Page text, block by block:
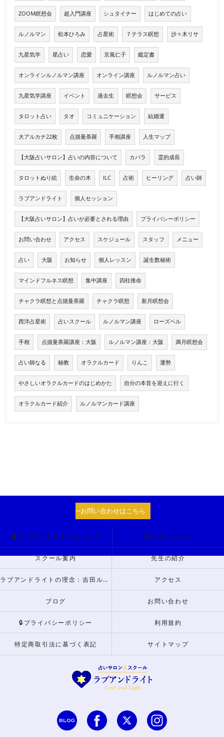
ZOOM瞑想会 超入門講座 シュタイナー はじめての占い
ルノルマン 松本ひろみ 占星術 ７テラス瞑想 沙々木リサ
九星気学 星占い 恋愛 京風仁子 鑑定書
オンラインルノルマン講座 オンライン講座 ルノルマン占い
九星気学講座 イベント 過去生 瞑想会 サービス
タロット占い タオ コミュニケーション 結婚運
大アルカナ22枚 点描曼荼羅 手相講座 人生マップ
【大阪占いサロン】占いの内容について カバラ 霊的成長
タロットぬり絵 生命の木 ILC 占術 ヒーリング 占い師
ラブアンドライト 個人セッション
【大阪占いサロン】占いが必要とされる理由 プライバシーポリシー
お問い合わせ アクセス スケジュール スタッフ メニュー
占い 大阪 お知らせ 個人レッスン 誕生数秘術
マインドフルネス瞑想 集中講座 四柱推命
チャクラ瞑想と点描曼荼羅 チャクラ瞑想 新月瞑想会
西洋占星術 占いスクール ルノルマン講座 ローズベル
手相 点描曼荼羅講座：大阪 ルノルマン講座：大阪 満月瞑想会
占い師なる 秘教 オラクルカード りんこ 運勢
やさしいオラクルカードのはじめかた 自分の本音を迎えに行く
オラクルカード紹介 ルノルマンカード講座
お問い合わせはこちら
🏠ラブアンドライトについて 個人セッション
スクール案内 先生の紹介
ラブアンドライトの理念：吉田ルナからのメッセージ アクセス
ブログ お問い合わせ
🔒プライバシーポリシー 利用規約
特定商取引法に基づく表記 サイトマップ